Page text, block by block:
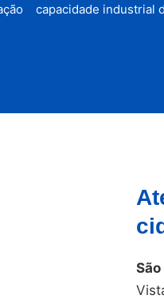
capacidade industrial